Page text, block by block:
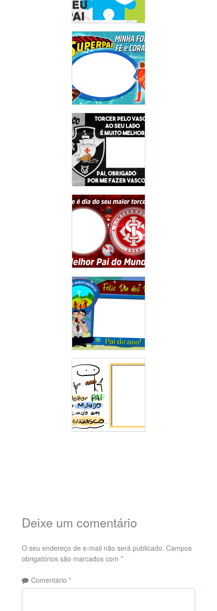
Deixe um comentário
O seu endereço de e-mail não será publicado. Campos
obrigatórios são marcados com *
Comentário *